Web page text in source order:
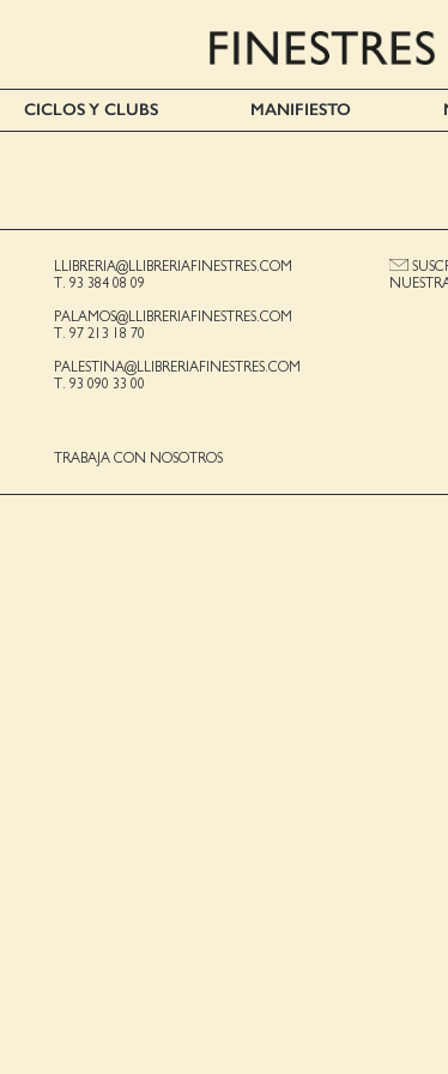
CICLOS Y CLUBS MANIFIESTO
LLIBRERIA@LLIBRERIAFINESTRES.COM
T. 93 384 08 09
PALAMOS@LLIBRERIAFINESTRES.COM
T. 97 213 18 70
PALESTINA@LLIBRERIAFINESTRES.COM
T. 93 090 33 00
TRABAJA CON NOSOTROS